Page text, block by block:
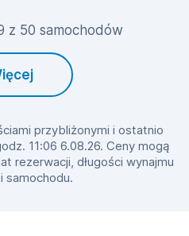
z 50 samochodów
przybliżonymi i ostatnio
11:06 6.08.26. Ceny mogą
rezerwacji, długości wynajmu
samochodu.